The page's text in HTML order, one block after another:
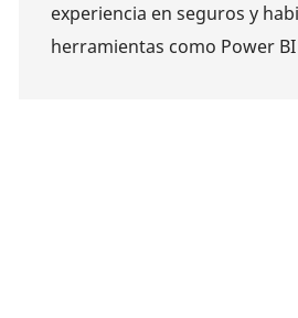
experiencia en seguros y
herramientas como Power BI